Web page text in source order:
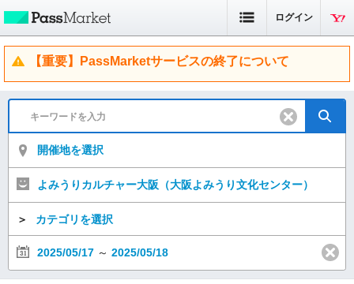
ログイン
【重要】PassMarketサービスの終了について
開催地を選択
よみうりカルチャー大阪（大阪よみうり文化センター）
＞ カテゴリを選択
2025/05/17 ～ 2025/05/18